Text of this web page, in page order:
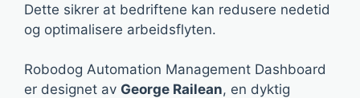
Dette sikrer at bedriftene kan redusere nedetid
og optimalisere arbeidsflyten.
Robodog Automation Management Dashboard
er designet av George Railean, en dyktig